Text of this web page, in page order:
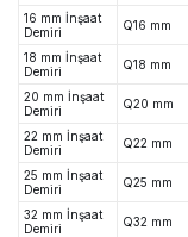
16 mm İnşaat
Demiri
Q16 mm
18 mm İnşaat
Demiri
Q18 mm
20 mm İnşaat
Demiri
Q20 mm
22 mm İnşaat
Demiri
Q22 mm
25 mm İnşaat
Demiri
Q25 mm
32 mm İnşaat
Demiri
Q32 mm